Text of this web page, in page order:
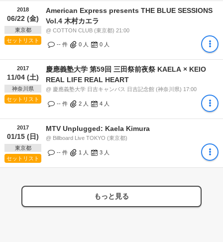
2018
06/22 (金)
東京都
セットリスト
American Express presents THE BLUE SESSIONS
Vol.4 木村カエラ
@ COTTON CLUB (東京都) 21:00
-- 件 0 人 0 人
2017
11/04 (土)
神奈川県
セットリスト
慶應義塾大学 第59回 三田祭前夜祭 KAELA × KEIO
REAL LIFE REAL HEART
@ 慶應義塾大学 日吉キャンパス 日吉記念館 (神奈川県) 17:00
-- 件 2 人 4 人
2017
01/15 (日)
東京都
セットリスト
MTV Unplugged: Kaela Kimura
@ Billboard Live TOKYO (東京都)
-- 件 1 人 3 人
もっと見る